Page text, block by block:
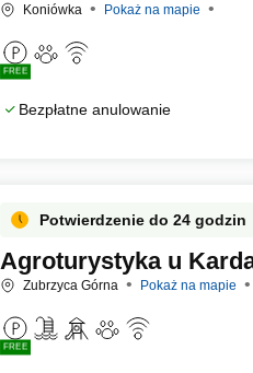
Koniówka Pokaż na mapie
FREE
Bezpłatne anulowanie
Potwierdzenie do 24 godzin
Agroturystyka u
Zubrzyca Górna Pokaż na mapie
FREE